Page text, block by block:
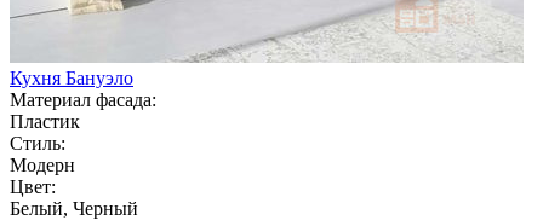
Кухня Бануэло
Материал фасада:
Пластик
Стиль:
Модерн
Цвет:
Белый, Черный